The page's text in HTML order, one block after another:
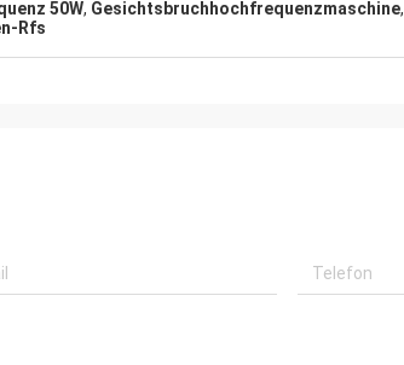
50W, Gesichtsbruchhochfrequenzmaschine,
Rfs